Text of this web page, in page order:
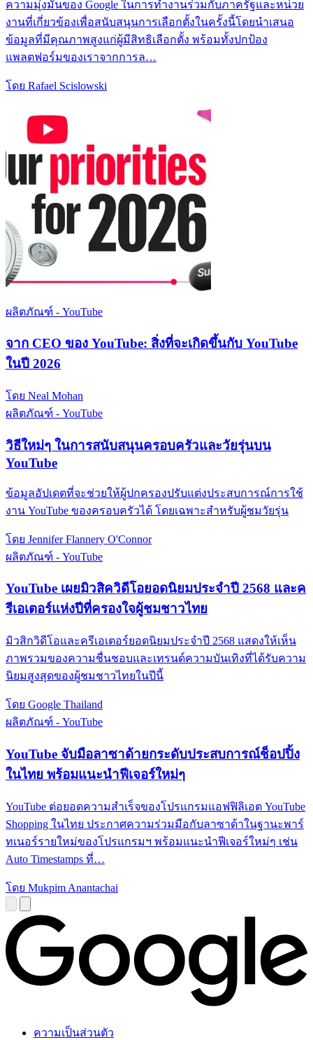
ความมุ่งมั่นของ Google ในการทำงานร่วมกับภาครัฐและหน่วย
งานที่เกี่ยวข้องเพื่อสนับสนุนการเลือกตั้งในครั้งนี้โดยนำเสนอ
ข้อมูลที่มีคุณภาพสูงแก่ผู้มีสิทธิเลือกตั้ง พร้อมทั้งปกป้อง
แพลตฟอร์มของเราจากการล…
โดย Rafael Scislowski
ผลิตภัณฑ์ - YouTube
จาก CEO ของ YouTube: สิ่งที่จะเกิดขึ้นกับ YouTube
ในปี 2026
โดย Neal Mohan
ผลิตภัณฑ์ - YouTube
วิธีใหม่ๆ ในการสนับสนุนครอบครัวและวัยรุ่นบน
YouTube
ข้อมูลอัปเดตที่จะช่วยให้ผู้ปกครองปรับแต่งประสบการณ์การใช้
งาน YouTube ของครอบครัวได้ โดยเฉพาะสำหรับผู้ชมวัยรุ่น
โดย Jennifer Flannery O'Connor
ผลิตภัณฑ์ - YouTube
YouTube เผยมิวสิควิดีโอยอดนิยมประจำปี 2568 และค
รีเอเตอร์แห่งปีที่ครองใจผู้ชมชาวไทย
มิวสิกวิดีโอและครีเอเตอร์ยอดนิยมประจำปี 2568 แสดงให้เห็น
ภาพรวมของความชื่นชอบและเทรนด์ความบันเทิงที่ได้รับความ
นิยมสูงสุดของผู้ชมชาวไทยในปีนี้
โดย Google Thailand
ผลิตภัณฑ์ - YouTube
YouTube จับมือลาซาด้ายกระดับประสบการณ์ช็อปปิ้ง
ในไทย พร้อมแนะนำฟีเจอร์ใหม่ๆ
YouTube ต่อยอดความสำเร็จของโปรแกรมแอฟฟิลิเอต YouTube
Shopping ในไทย ประกาศความร่วมมือกับลาซาด้าในฐานะพาร์
ทเนอร์รายใหม่ของโปรแกรมฯ พร้อมแนะนำฟีเจอร์ใหม่ๆ เช่น
Auto Timestamps ที่…
โดย Mukpim Anantachai
ความเป็นส่วนตัว